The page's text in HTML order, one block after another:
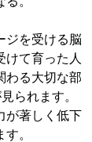
ジを受ける脳
けて育った人
わる大切な部
られます。
が著しく低下
。